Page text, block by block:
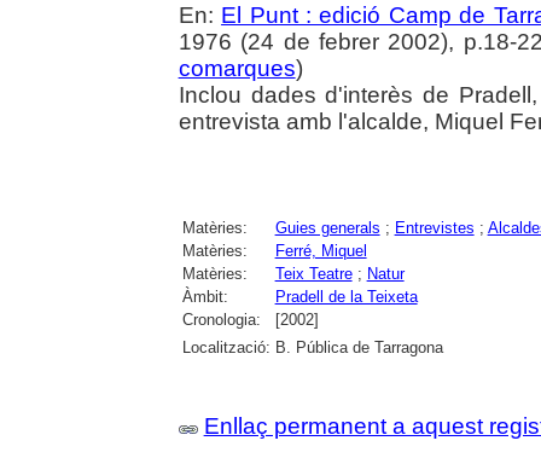
En: El Punt : edició Camp de
1976 (24 de febrer 2002), p.18-
comarques)
Inclou dades d'interès de
entrevista amb l'alcalde, Miquel
Matèries: Guies generals ; Entrevistes ;
Matèries:
Ferré, Miquel
Matèries:
Teix Teatre; Natur
Àmbit:
Pradell de la Teixeta
Cronologia:
[2002]
Localització: B. Pública de Tarragona
Enllaç permanent a aquest